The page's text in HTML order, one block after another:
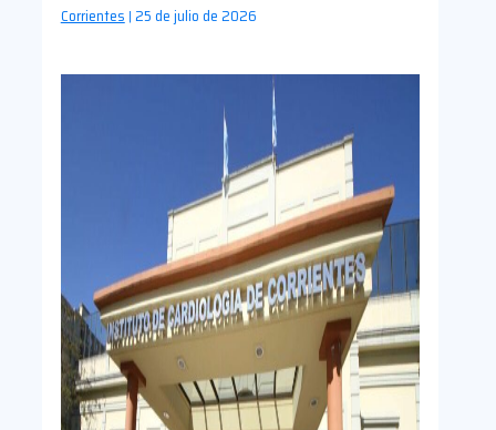
Corrientes | 25 de julio de 2026